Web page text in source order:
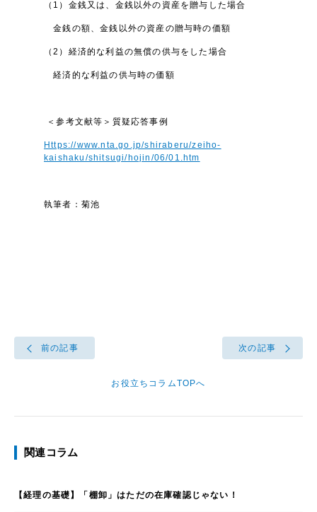
（1）金銭又は、金銭以外の資産を贈与した場合
金銭の額、金銭以外の資産の贈与時の価額
（2）経済的な利益の無償の供与をした場合
経済的な利益の供与時の価額
＜参考文献等＞質疑応答事例
Https://www.nta.go.jp/shiraberu/zeiho-
kaishaku/shitsugi/hojin/06/01.htm
執筆者：菊池
前の記事
お役立ちコラムTOPへ
次の記事
関連コラム
【経理の基礎】「棚卸」はただの在庫確認じゃない！